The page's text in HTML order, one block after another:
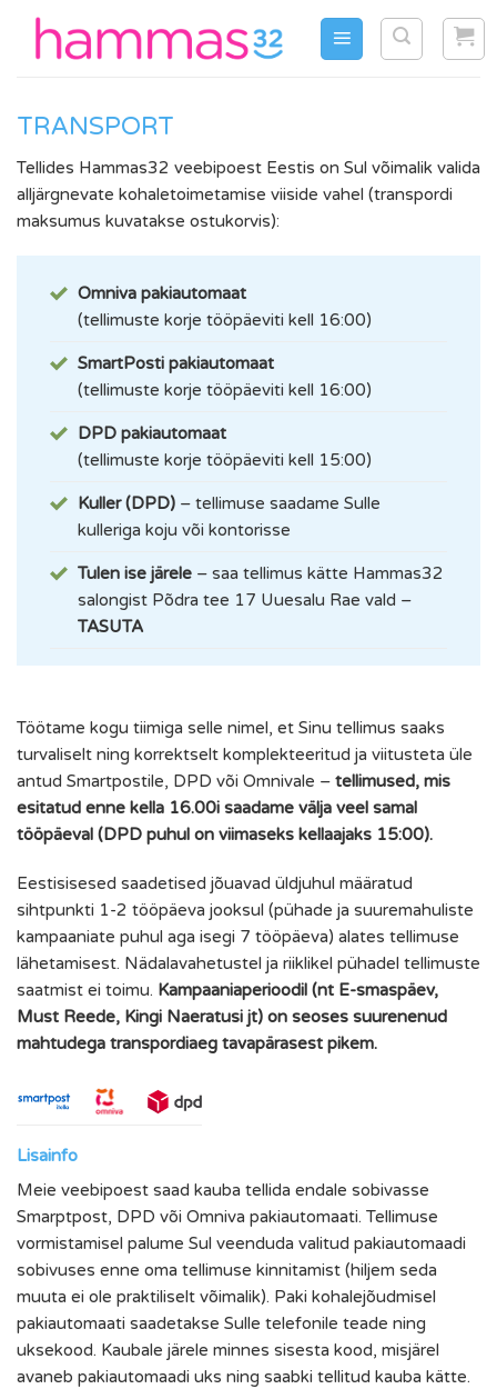
content
TRANSPORT
Tellides Hammas32 veebipoest Eestis on Sul võimalik valida
alljärgnevate kohaletoimetamise viiside vahel (transpordi
maksumus kuvatakse ostukorvis):
Omniva pakiautomaat
(tellimuste korje tööpäeviti kell 16:00)
SmartPosti pakiautomaat
(tellimuste korje tööpäeviti kell 16:00)
DPD pakiautomaat
(tellimuste korje tööpäeviti kell 15:00)
Kuller (DPD) – tellimuse saadame Sulle
kulleriga koju või kontorisse
Tulen ise järele – saa tellimus kätte Hammas32
salongist Põdra tee 17 Uuesalu Rae vald –
TASUTA
Töötame kogu tiimiga selle nimel, et Sinu tellimus saaks
turvaliselt ning korrektselt komplekteeritud ja viitusteta üle
antud Smartpostile, DPD või Omnivale – tellimused, mis
esitatud enne kella 16.00i saadame välja veel samal
tööpäeval (DPD puhul on viimaseks kellaajaks 15:00).
Eestisisesed saadetised jõuavad üldjuhul määratud
sihtpunkti 1-2 tööpäeva jooksul (pühade ja suuremahuliste
kampaaniate puhul aga isegi 7 tööpäeva) alates tellimuse
lähetamisest. Nädalavahetustel ja riiklikel pühadel tellimuste
saatmist ei toimu. Kampaaniaperioodil (nt E-smaspäev,
Must Reede, Kingi Naeratusi jt) on seoses suurenenud
mahtudega transpordiaeg tavapärasest pikem.
Lisainfo
Meie veebipoest saad kauba tellida endale sobivasse
Smarptpost, DPD või Omniva pakiautomaati. Tellimuse
vormistamisel palume Sul veenduda valitud pakiautomaadi
sobivuses enne oma tellimuse kinnitamist (hiljem seda
muuta ei ole praktiliselt võimalik). Paki kohalejõudmisel
pakiautomaati saadetakse Sulle telefonile teade ning
uksekood. Kaubale järele minnes sisesta kood, misjärel
avaneb pakiautomaadi uks ning saabki tellitud kauba kätte.